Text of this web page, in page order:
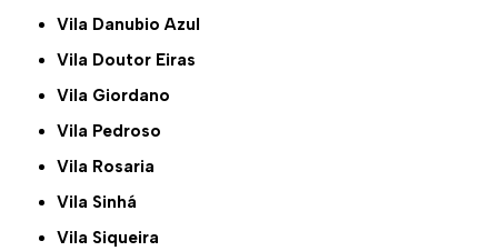
Vila Danubio Azul
Vila Doutor Eiras
Vila Giordano
Vila Pedroso
Vila Rosaria
Vila Sinhá
Vila Siqueira